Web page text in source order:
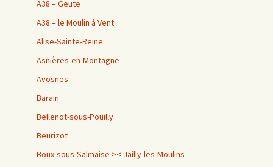
A38 – Geute
A38 – le Moulin à Vent
Alise-Sainte-Reine
Asnières-en-Montagne
Avosnes
Barain
Bellenot-sous-Pouilly
Beurizot
Boux-sous-Salmaise >< Jailly-les-Moulins